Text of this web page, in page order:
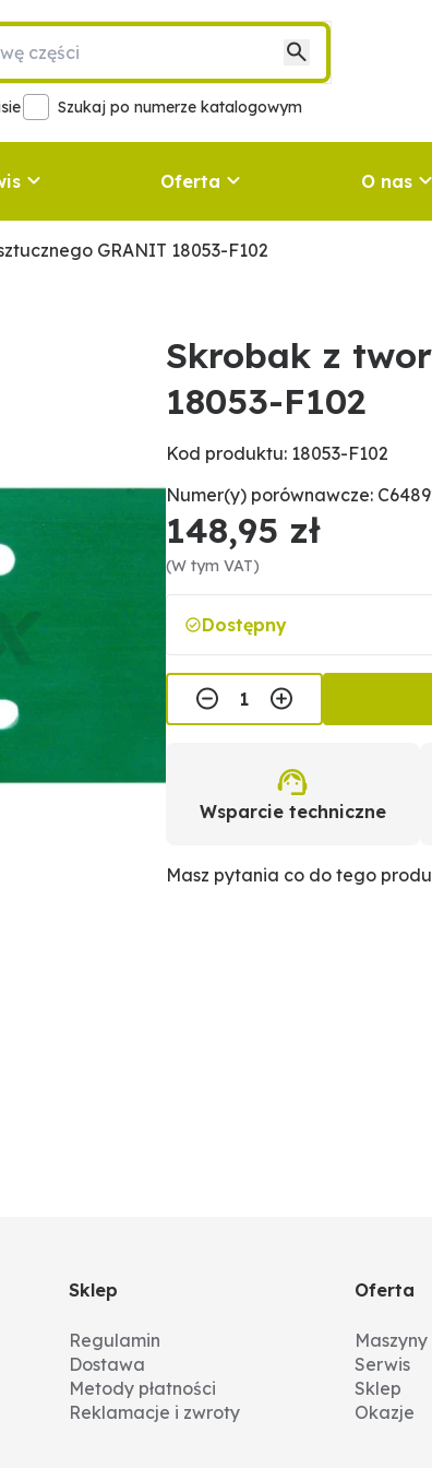
Szukaj po numerze katalogowym
Oferta O nas
GRANIT 18053-F102
Skrobak z
18053-F102
Kod produktu: 18053-F102
Numer(y) porównawcze:
148,95 zł
(W tym VAT)
Dostępny
Wsparcie techniczne
Masz pytania co do tego
Sklep
Regulamin
Dostawa
Metody płatności
Reklamacje i zwroty
Oferta
Maszyny
Serwis
Sklep
Okazje